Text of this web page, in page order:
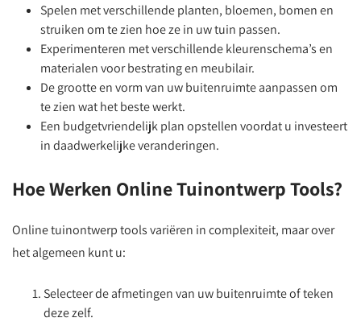
Spelen met verschillende planten, bloemen, bomen en
struiken om te zien hoe ze in uw tuin passen.
Experimenteren met verschillende kleurenschema’s en
materialen voor bestrating en meubilair.
De grootte en vorm van uw buitenruimte aanpassen om
te zien wat het beste werkt.
Een budgetvriendelijk plan opstellen voordat u investeert
in daadwerkelijke veranderingen.
Hoe Werken Online Tuinontwerp Tools?
Online tuinontwerp tools variëren in complexiteit, maar over
het algemeen kunt u:
Selecteer de afmetingen van uw buitenruimte of teken
deze zelf.